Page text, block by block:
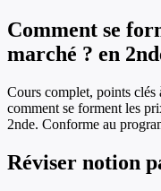
Comment se
marché ? en
Cours complet, points clés
comment se forment les
2nde. Conforme au
Réviser notion